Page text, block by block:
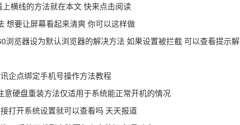
横线的方法就在本文 快来点击阅读
想要让屏幕看起来清爽 你可以这样做
浏览器设为默认浏览器的解决方法 如果设置被拦截 可以查看提示解
企点绑定手机号操作方法教程
意硬盘重装方法仅适用于系统能正常开机的情况
打开系统设置就可以查看吗 天天报道